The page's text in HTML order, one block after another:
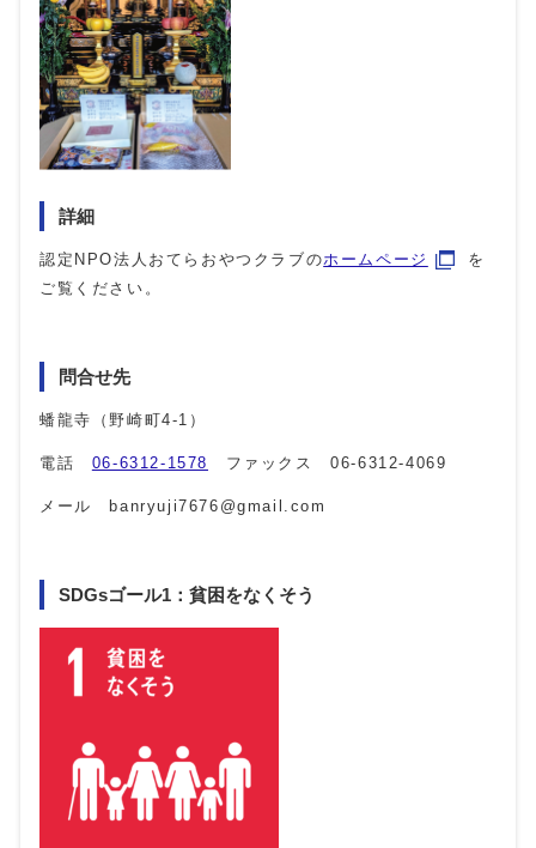
詳細
認定NPO法人おてらおやつクラブのホームページ
を
ご覧ください。
問合せ先
蟠龍寺（野崎町4-1）
電話 06-6312-1578 ファックス 06-6312-4069
メール banryuji7676@gmail.com
SDGsゴール1：貧困をなくそう